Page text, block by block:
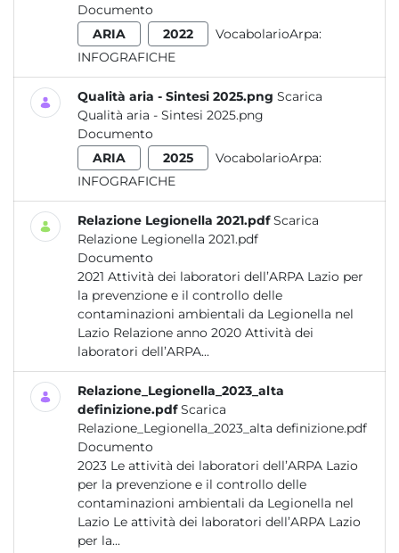
Documento
ARIA
2022
VocabolarioArpa:
INFOGRAFICHE
Qualità aria - Sintesi 2025.png Scarica
Qualità aria - Sintesi 2025.png
Documento
ARIA
2025
VocabolarioArpa:
INFOGRAFICHE
Relazione Legionella 2021.pdf Scarica
Relazione Legionella 2021.pdf
Documento
2021 Attività dei laboratori dell’ARPA Lazio per
la prevenzione e il controllo delle
contaminazioni ambientali da Legionella nel
Lazio Relazione anno 2020 Attività dei
laboratori dell’ARPA...
Relazione_Legionella_2023_alta
definizione.pdf Scarica
Relazione_Legionella_2023_alta definizione.pdf
Documento
2023 Le attività dei laboratori dell’ARPA Lazio
per la prevenzione e il controllo delle
contaminazioni ambientali da Legionella nel
Lazio Le attività dei laboratori dell’ARPA Lazio
per la...